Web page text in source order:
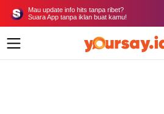
Mau update info hits tanpa ribet?
Suara App tanpa iklan buat kamu!